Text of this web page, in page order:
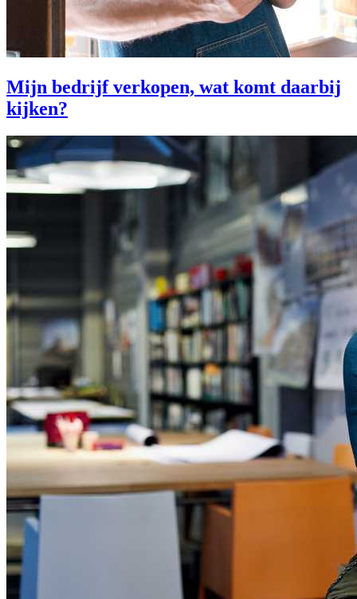
Mijn bedrijf verkopen, wat komt daarbij
kijken?